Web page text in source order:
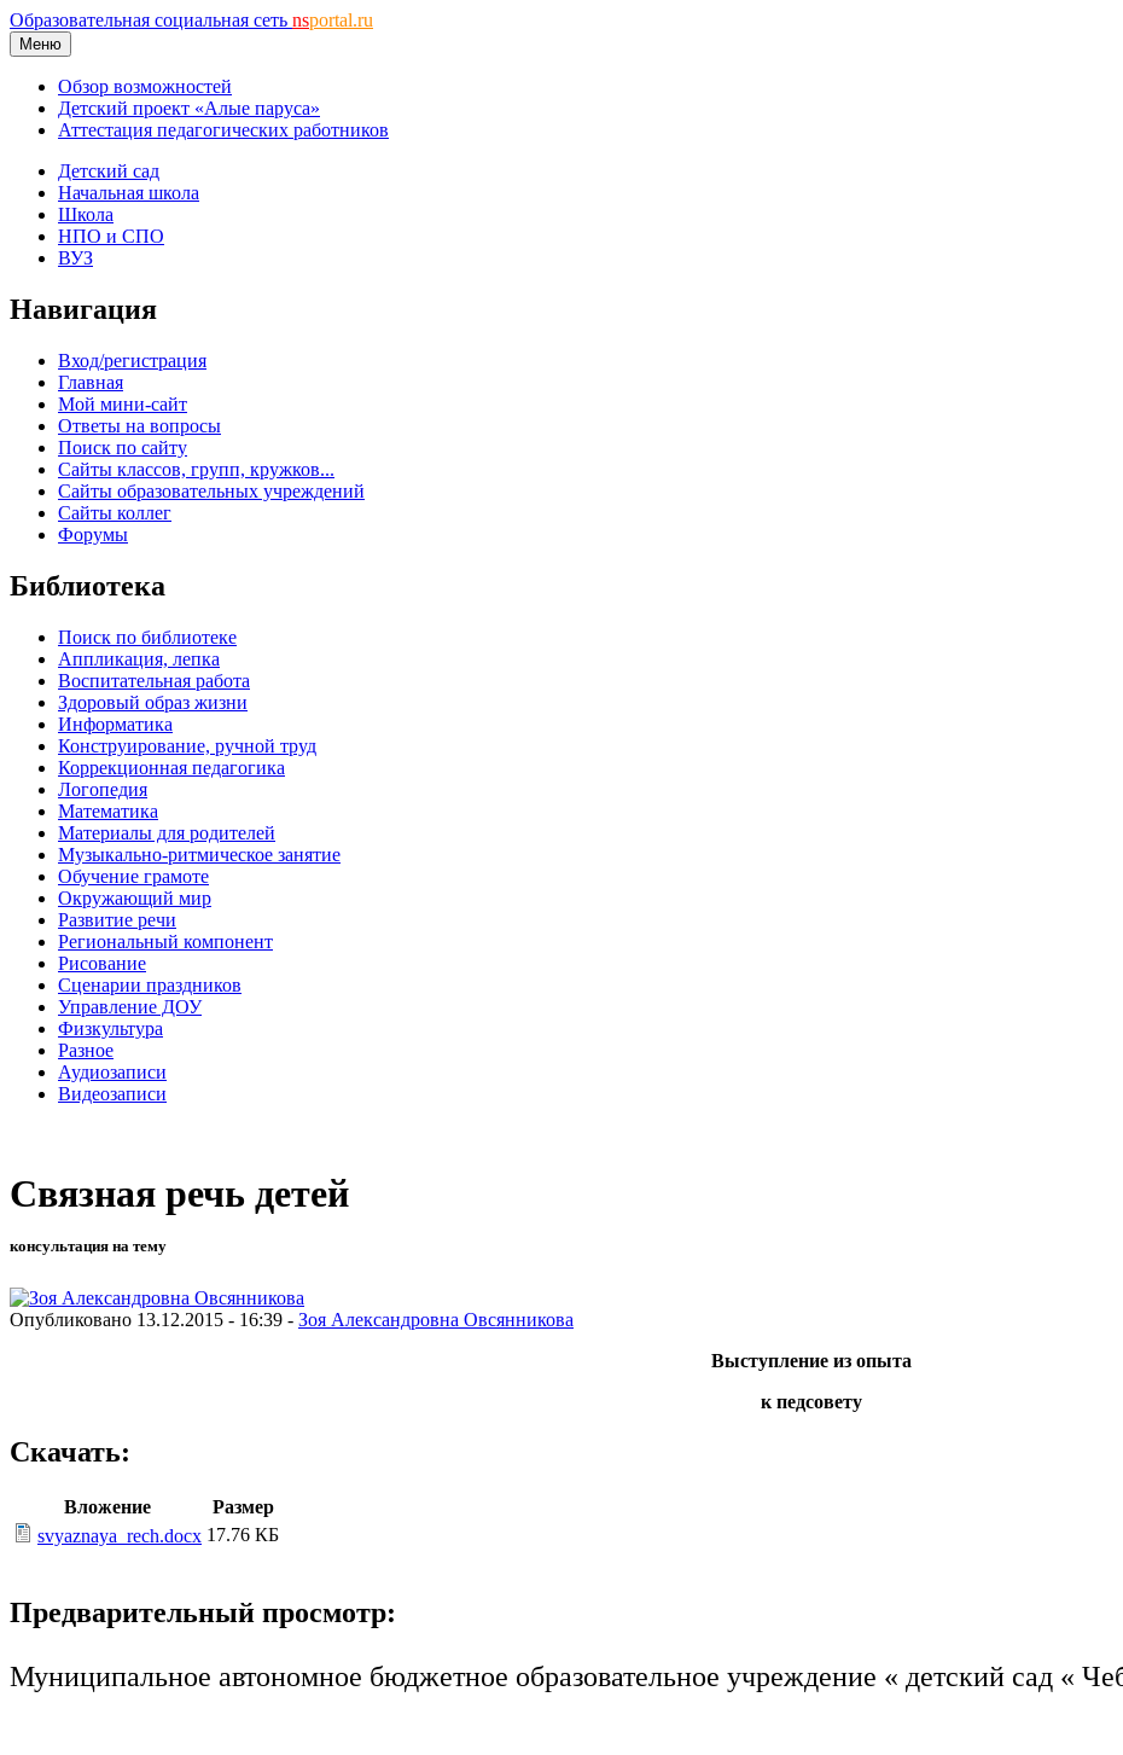
Образовательная социальная сеть nsportal.ru
Меню
Обзор возможностей
Детский проект «Алые паруса»
Аттестация педагогических работников
Детский сад
Начальная школа
Школа
НПО и СПО
ВУЗ
Навигация
Вход/регистрация
Главная
Мой мини-сайт
Ответы на вопросы
Поиск по сайту
Сайты классов, групп, кружков...
Сайты образовательных учреждений
Сайты коллег
Форумы
Библиотека
Поиск по библиотеке
Аппликация, лепка
Воспитательная работа
Здоровый образ жизни
Информатика
Конструирование, ручной труд
Коррекционная педагогика
Логопедия
Математика
Материалы для родителей
Музыкально-ритмическое занятие
Обучение грамоте
Окружающий мир
Развитие речи
Региональный компонент
Рисование
Сценарии праздников
Управление ДОУ
Физкультура
Разное
Аудиозаписи
Видеозаписи
Связная речь детей
консультация на тему
Опубликовано 13.12.2015 - 16:39 - Зоя Александровна Овсянникова
Выступление из опыта
к педсовету
Скачать:
Вложение
Размер
svyaznaya_rech.docx 17.76 КБ
Предварительный просмотр:
Муниципальное автономное бюджетное образовательное учреждение « детский сад «